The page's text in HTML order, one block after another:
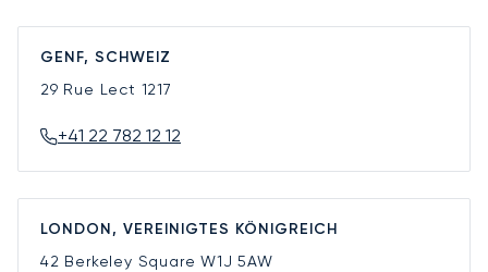
GENF, SCHWEIZ
29 Rue Lect 1217
+41 22 782 12 12
LONDON, VEREINIGTES KÖNIGREICH
42 Berkeley SquareW1J 5AW